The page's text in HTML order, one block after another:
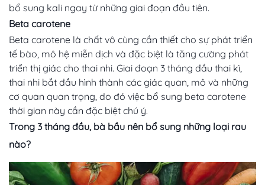
bổ sung kali ngay từ những giai đoạn đầu tiên.
Beta carotene
Beta carotene là chất vô cùng cần thiết cho sự phát triển
tế bào, mô hệ miễn dịch và đặc biệt là tăng cường phát
triển thị giác cho thai nhi. Giai đoạn 3 tháng đầu thai kì,
thai nhi bắt đầu hình thành các giác quan, mô và những
cơ quan quan trọng, do đó việc bổ sung beta carotene
thời gian này cần đặc biệt chú ý.
Trong 3 tháng đầu, bà bầu nên bổ sung những loại rau
nào?